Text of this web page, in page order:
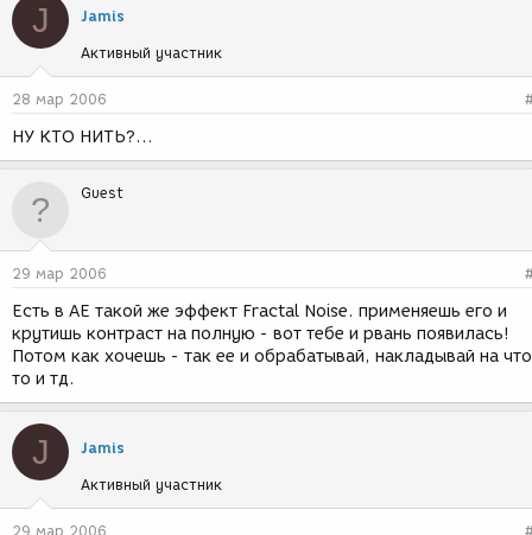
J Jamis
Активный участник
28 мар 2006
НУ КТО НИТЬ?...
Guest
29 мар 2006
Есть в АЕ такой же эффект Fractal Noise. применяешь его и
крутишь контраст на полную - вот тебе и рвань появилась!
Потом как хочешь - так ее и обрабатывай, накладывай на что
то и тд.
J Jamis
Активный участник
29 мар 2006